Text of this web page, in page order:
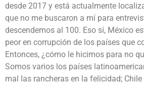
desde 2017 y está actualmente
que no me buscaron a mí para
descendemos al 100. Eso sí, México
peor en corrupción de los países que
Entonces, ¿cómo le hicimos para no
Somos varios los países
mal las rancheras en la felicidad;